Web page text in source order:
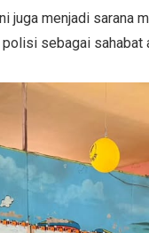
juga menjadi sarana
sebagai sahabat